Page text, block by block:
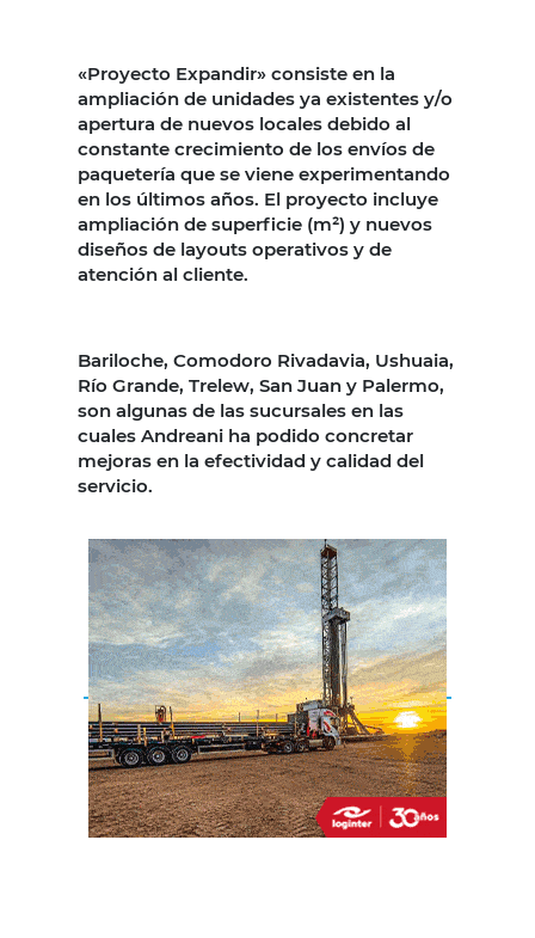
«Proyecto Expandir» consiste en la
ampliación de unidades ya existentes y/o
apertura de nuevos locales debido al
constante crecimiento de los envíos de
paquetería que se viene experimentando
en los últimos años. El proyecto incluye
ampliación de superficie (m²) y nuevos
diseños de layouts operativos y de
atención al cliente.
Bariloche, Comodoro Rivadavia, Ushuaia,
Río Grande, Trelew, San Juan y Palermo,
son algunas de las sucursales en las
cuales Andreani ha podido concretar
mejoras en la efectividad y calidad del
servicio.